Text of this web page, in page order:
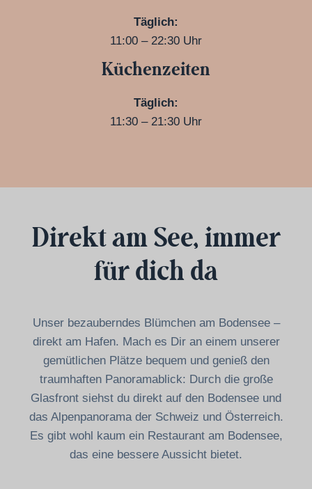
Täglich:
11:00 – 22:30 Uhr
Küchenzeiten
Täglich:
11:30 – 21:30 Uhr
Direkt am See, immer
für dich da
Unser bezauberndes Blümchen am Bodensee –
direkt am Hafen. Mach es Dir an einem unserer
gemütlichen Plätze bequem und genieß den
traumhaften Panoramablick: Durch die große
Glasfront siehst du direkt auf den Bodensee und
das Alpenpanorama der Schweiz und Österreich.
Es gibt wohl kaum ein Restaurant am Bodensee,
das eine bessere Aussicht bietet.